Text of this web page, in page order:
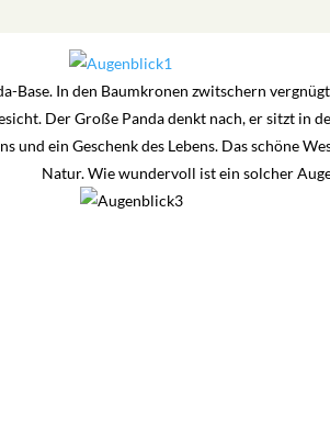
Base. In den Baumkronen zwitschern
Der Große Panda denkt nach, er sitzt in
und ein Geschenk des Lebens. Das schöne
Natur. Wie wundervoll ist ein solcher